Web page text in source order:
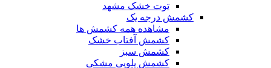
توت خشک مشهد
کشمش درجه یک
مشاهده همه کشمش ها
کشمش آفتاب خشک
کشمش سبز
کشمش پلویی مشکی